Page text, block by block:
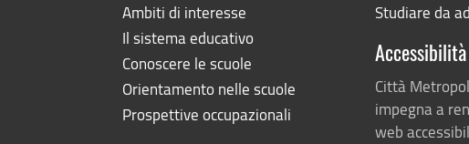
Ambiti di interesse
Il sistema educativo
Conoscere le scuole
Orientamento nelle scuole
Prospettive occupazionali
Studiare da
Accessibilità
Città
impegna a
web